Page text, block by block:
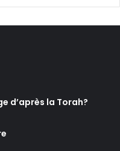
d’après la Torah?